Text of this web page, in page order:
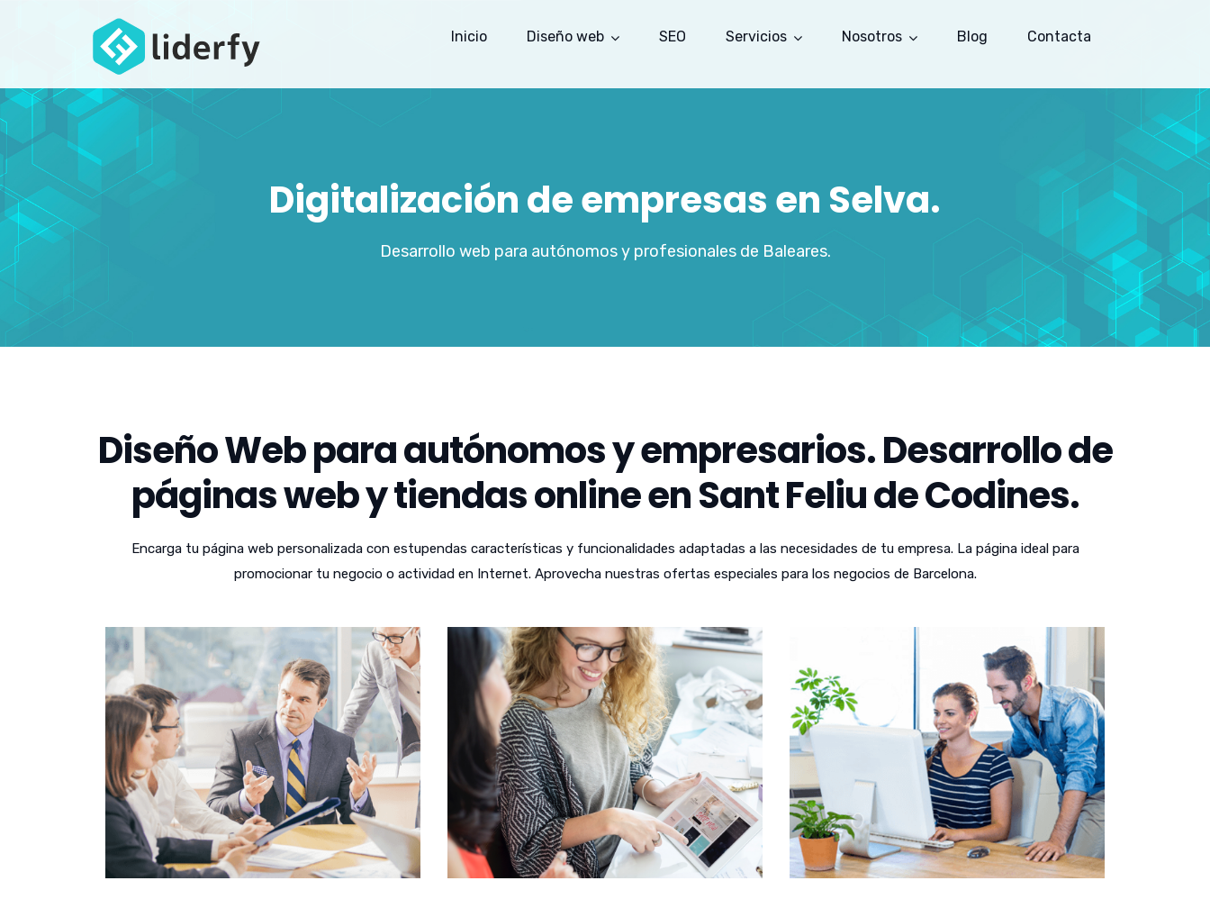
Inicio Diseño web SEO Servicios Nosotros Blog Contacta
Digitalización de empresas en Selva.
Desarrollo web para autónomos y profesionales de Baleares.
Diseño Web para autónomos y empresarios. Desarrollo de
páginas web y tiendas online en Sant Feliu de Codines.
Encarga tu página web personalizada con estupendas características y funcionalidades adaptadas a las necesidades de tu empresa. La página ideal para
promocionar tu negocio o actividad en Internet. Aprovecha nuestras ofertas especiales para los negocios de Barcelona.